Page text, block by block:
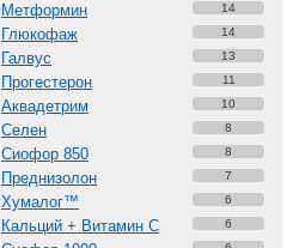
Метформин 14
Глюкофаж 14
Галвус 13
Прогестерон 11
Аквадетрим 10
Селен 8
Сиофор 850 8
Преднизолон 7
Хумалог™ 6
Кальций + Витамин C 6